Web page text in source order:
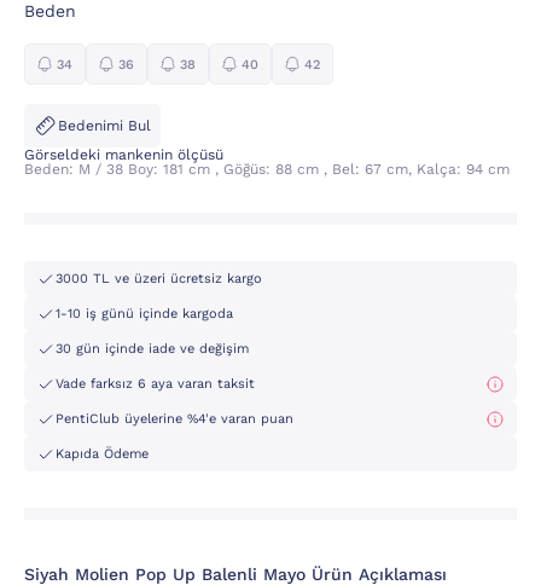
Beden
34 36 38 40 42
Bedenimi Bul
Görseldeki mankenin ölçüsü
Beden: M / 38 Boy: 181 cm , Göğüs: 88 cm , Bel: 67 cm, Kalça: 94 cm
3000 TL ve üzeri ücretsiz kargo
1-10 iş günü içinde kargoda
30 gün içinde iade ve değişim
Vade farksız 6 aya varan taksit
PentiClub üyelerine %4'e varan puan
Kapıda Ödeme
Siyah Molien Pop Up Balenli Mayo Ürün Açıklaması